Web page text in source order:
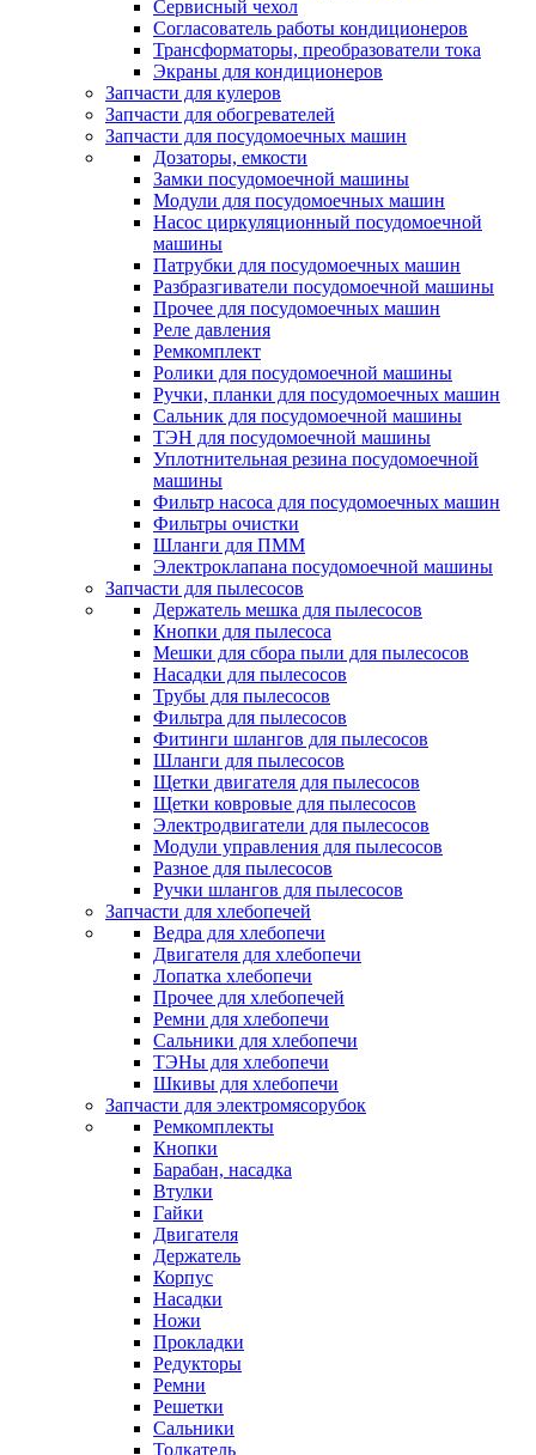
Сервисный чехол
Согласователь работы кондиционеров
Трансформаторы, преобразователи тока
Экраны для кондиционеров
Запчасти для кулеров
Запчасти для обогревателей
Запчасти для посудомоечных машин
Дозаторы, емкости
Замки посудомоечной машины
Модули для посудомоечных машин
Насос циркуляционный посудомоечной
машины
Патрубки для посудомоечных машин
Разбразгиватели посудомоечной машины
Прочее для посудомоечных машин
Реле давления
Ремкомплект
Ролики для посудомоечной машины
Ручки, планки для посудомоечных машин
Сальник для посудомоечной машины
ТЭН для посудомоечной машины
Уплотнительная резина посудомоечной
машины
Фильтр насоса для посудомоечных машин
Фильтры очистки
Шланги для ПММ
Электроклапана посудомоечной машины
Запчасти для пылесосов
Держатель мешка для пылесосов
Кнопки для пылесоса
Мешки для сбора пыли для пылесосов
Насадки для пылесосов
Трубы для пылесосов
Фильтра для пылесосов
Фитинги шлангов для пылесосов
Шланги для пылесосов
Щетки двигателя для пылесосов
Щетки ковровые для пылесосов
Электродвигатели для пылесосов
Модули управления для пылесосов
Разное для пылесосов
Ручки шлангов для пылесосов
Запчасти для хлебопечей
Ведра для хлебопечи
Двигателя для хлебопечи
Лопатка хлебопечи
Прочее для хлебопечей
Ремни для хлебопечи
Сальники для хлебопечи
ТЭНы для хлебопечи
Шкивы для хлебопечи
Запчасти для электромясорубок
Ремкомплекты
Кнопки
Барабан, насадка
Втулки
Гайки
Двигателя
Держатель
Корпус
Насадки
Ножи
Прокладки
Редукторы
Ремни
Решетки
Сальники
Толкатель